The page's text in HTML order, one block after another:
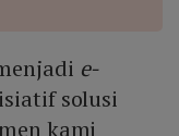
e-
solusi
kami